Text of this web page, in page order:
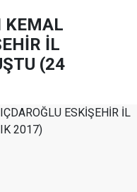
KEMAL
İL
(24